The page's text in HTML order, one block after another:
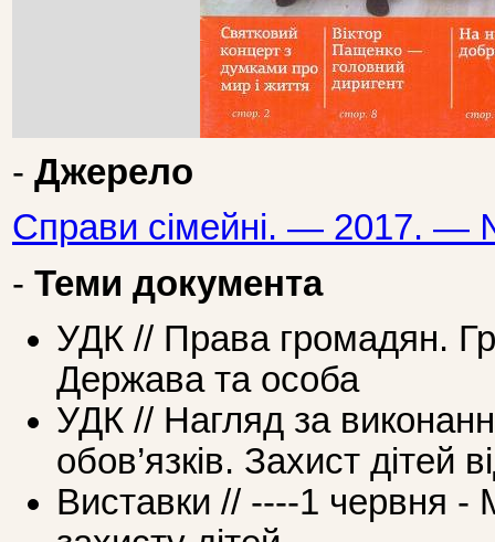
- Джерело
Справи сімейні. — 2017. —
- Теми документа
УДК // Права громадян.
Держава та особа
УДК // Нагляд за
обов’язків. Захист дітей
Виставки // ----1 червня -